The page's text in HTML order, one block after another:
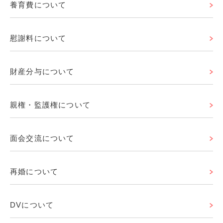
養育費について
慰謝料について
財産分与について
親権・監護権について
面会交流について
再婚について
DVについて